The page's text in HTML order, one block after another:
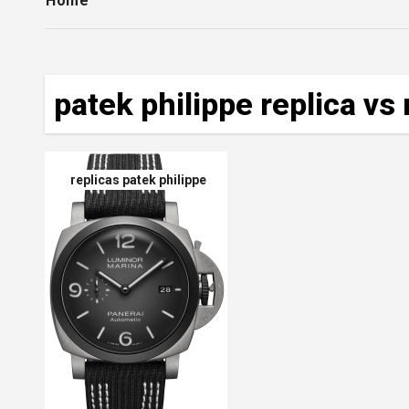
patek philippe replica vs
replicas patek philippe